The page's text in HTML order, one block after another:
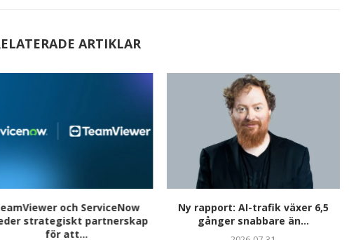
ARTIKLAR
och ServiceNow
strategiskt partnerskap
för att...
Ny rapport: AI-trafik växer 6,5
gånger snabbare än...